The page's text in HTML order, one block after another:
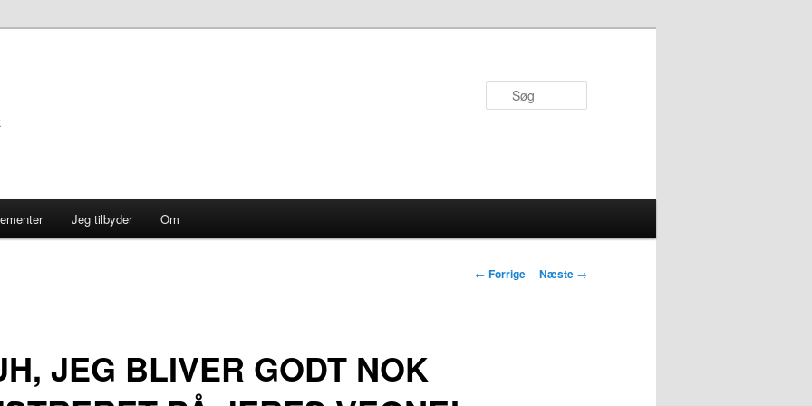
Jeg tilbyder Om
Indlægsnavigation
← Forrige Næste →
JEG BLIVER GODT NOK